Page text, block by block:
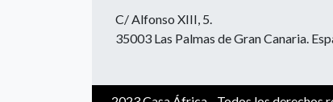
C/ Alfonso XIII, 5.
35003 Las Palmas de Gran Canaria.